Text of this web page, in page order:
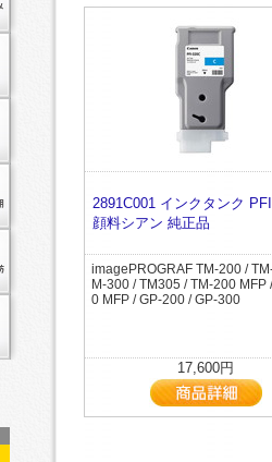
2891C001 インクタンク
顔料シアン 純正品
imagePROGRAF TM-200 /
M-300 / TM305 / TM-200 MFP
0 MFP / GP-200 / GP-300
17,600円